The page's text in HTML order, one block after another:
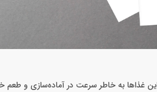
غذاها به خاطر سرعت در آماده‌سازی و